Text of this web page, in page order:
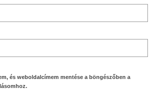
és weboldalcímem mentése a böngészőben a